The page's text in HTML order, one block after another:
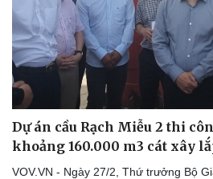
Văn hóa
Sân khấu - Điện ảnh
Văn học
Âm nhạc
Di sản
Dự án cầu Rạch Miễu 2 thi
khoảng 160.000 m3 cát xây
VOV.VN - Ngày 27/2, Thứ trưởng Bộ